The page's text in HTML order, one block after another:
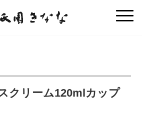
クリーム120mlカップ